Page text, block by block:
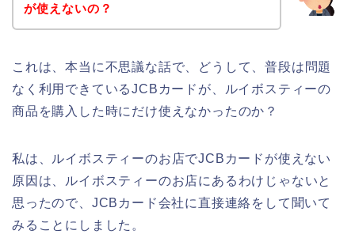
が使えないの？
これは、本当に不思議な話で、どうして、普段は問題
なく利用できているJCBカードが、ルイボスティーの
商品を購入した時にだけ使えなかったのか？
私は、ルイボスティーのお店でJCBカードが使えない
原因は、ルイボスティーのお店にあるわけじゃないと
思ったので、JCBカード会社に直接連絡をして聞いて
みることにしました。